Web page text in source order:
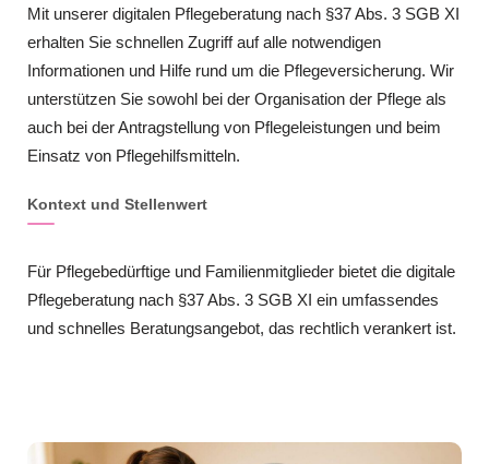
Mit unserer digitalen Pflegeberatung nach §37 Abs. 3 SGB XI
erhalten Sie schnellen Zugriff auf alle notwendigen
Informationen und Hilfe rund um die Pflegeversicherung. Wir
unterstützen Sie sowohl bei der Organisation der Pflege als
auch bei der Antragstellung von Pflegeleistungen und beim
Einsatz von Pflegehilfsmitteln.
Kontext und Stellenwert
Für Pflegebedürftige und Familienmitglieder bietet die digitale
Pflegeberatung nach §37 Abs. 3 SGB XI ein umfassendes
und schnelles Beratungsangebot, das rechtlich verankert ist.